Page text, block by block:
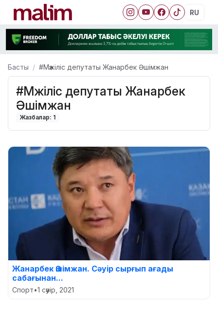
RU
Басты #Мәжіліс депутаты Жанарбек Әшімжан
#Мәжіліс депутаты Жанарбек
Әшімжан
Жазбалар: 1
Жанарбек Әшімжан. Сәуiр сырғып ағады
сабағынан...
Спорт•1 сәуір, 2021